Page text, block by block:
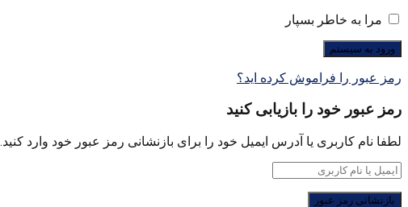
مرا به خاطر بسپار
رمز عبور را فراموش کرده اید؟
رمز عبور خود را بازیابی کنید
لطفا نام کاربری یا آدرس ایمیل خود را برای بازنشانی رمز عبور خود وارد کنید.